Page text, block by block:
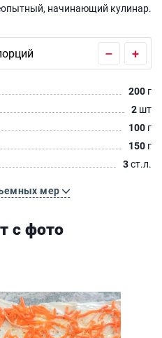
начинающий кулинар.
– +
200 г
2 шт
100 г
150 г
3ст.л.
мер
с фото